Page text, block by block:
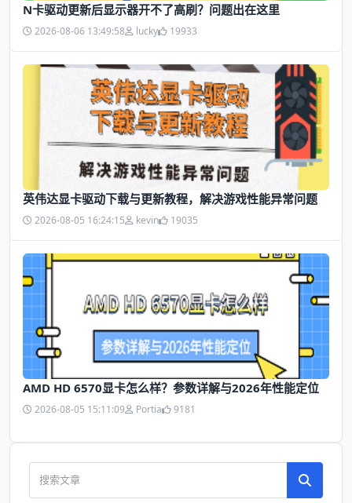
N卡驱动更新后显示器开不了高刷？问题出在这里
2026-08-06 13:49:58 lucky 19933
英伟达显卡驱动下载与更新教程，解决游戏性能异常问题
2026-08-05 16:24:15 kevin 19035
AMD HD 6570显卡怎么样？参数详解与2026年性能定位
2026-08-05 15:11:09 Portia 9181